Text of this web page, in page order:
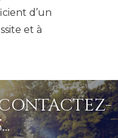
d’un
et à